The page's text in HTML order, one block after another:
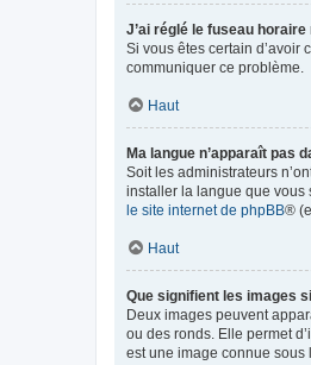
J’ai réglé le fuseau
Si vous êtes certain d’avoir
communiquer ce problème.
Haut
Ma langue n’apparaît pas
Soit les administrateurs
installer la langue que vous
le site internet de phpBB®
Haut
Que signifient les images
Deux images peuvent
ou des ronds. Elle permet
est une image connue sous